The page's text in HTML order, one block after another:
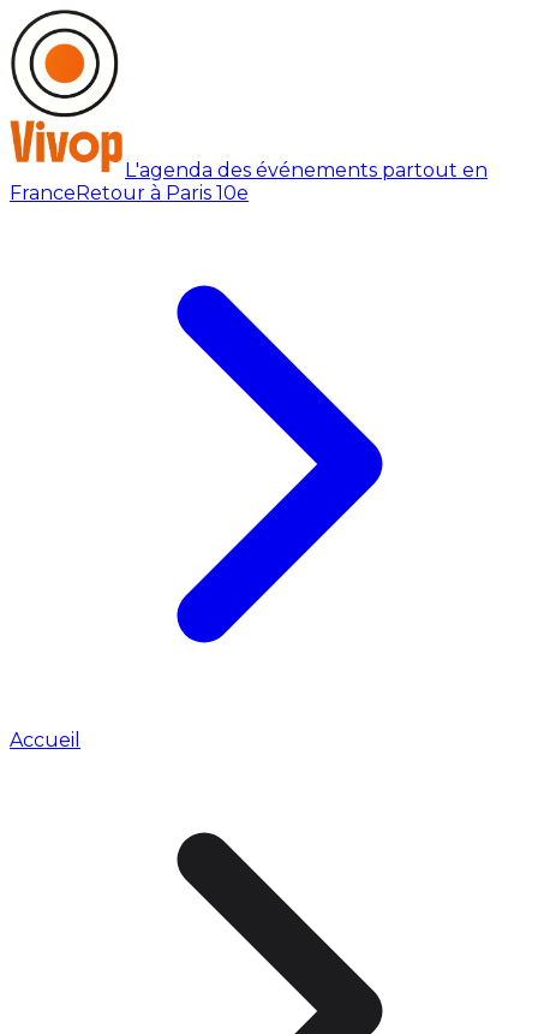
L'agenda des événements partout en
FranceRetour à Paris 10e
Accueil